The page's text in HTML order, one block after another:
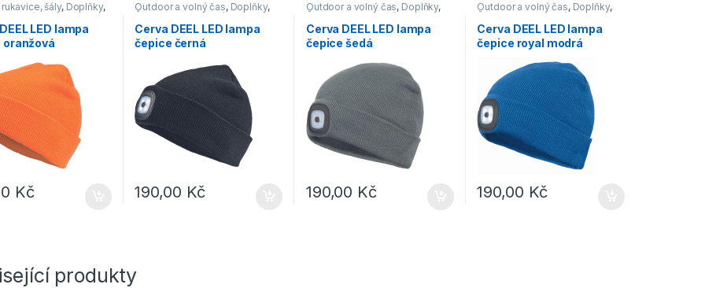
šály, Doplňky,
a volný čas
LED lampa
oranžová
Kč
Outdoor a volný čas, Doplňky,
Čepice, rukavice, šály
Cerva DEEL LED lampa
čepice černá
190,00 Kč
Outdoor a volný čas, Doplňky,
Čepice, rukavice, šály
Cerva DEEL LED lampa
čepice šedá
190,00 Kč
Outdoor a volný čas, Doplňky,
Čepice, rukavice, šály
Cerva DEEL LED lampa
čepice royal modrá
190,00 Kč
produkty